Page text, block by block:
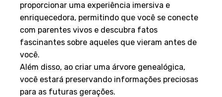
proporcionar uma experiência imersiva e
enriquecedora, permitindo que você se conecte
com parentes vivos e descubra fatos
fascinantes sobre aqueles que vieram antes de
você.
Além disso, ao criar uma árvore genealógica,
você estará preservando informações preciosas
para as futuras gerações.